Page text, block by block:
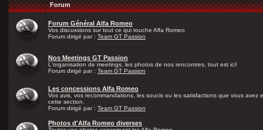
Forum
Forum Général Alfa Romeo
Vos discussions sur tout ce qui touche Alfa Romeo
Forum dirigé par : Team GT Passion
Nos Meetings GT Passion
L'organisation de meetings, les photos de nos rencontres, tout est ici!
Forum dirigé par : Team GT Passion
Les concessions Alfa Romeo
Vos avis, vos recommandations, les soucis ou les satisfactions que vous avez
cette section.
Forum dirigé par : Team GT Passion
Photos d'Alfa Romeo diverses